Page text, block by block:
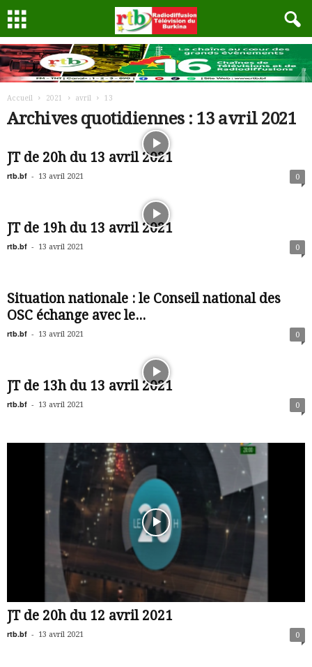
Accueil 2021 avril 13
Archives quotidiennes : 13 avril 2021
JT de 20h du 13 avril 2021
rtb.bf - 13 avril 2021 0
JT de 19h du 13 avril 2021
rtb.bf - 13 avril 2021 0
Situation nationale : le Conseil national des
OSC échange avec le...
rtb.bf - 13 avril 2021 0
JT de 13h du 13 avril 2021
rtb.bf - 13 avril 2021 0
JT de 20h du 12 avril 2021
rtb.bf - 13 avril 2021 0